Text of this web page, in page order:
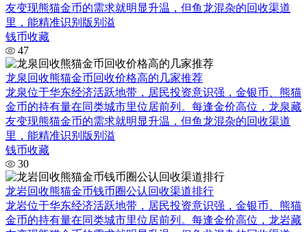
友变现熊猫金币的需求就明显升温，但鱼龙混杂的回收渠道
里，能精准识别版别溢
钱币收藏
47
龙泉回收熊猫金币回收价格高的几家推荐
龙泉位于华东经济活跃地带，居民投资意识强，金银币、熊猫
金币的持有量在同类城市里位居前列。每逢金价高位，龙泉藏
友变现熊猫金币的需求就明显升温，但鱼龙混杂的回收渠道
里，能精准识别版别溢
钱币收藏
30
龙岩回收熊猫金币钱币圈公认回收渠道排行
龙岩位于华东经济活跃地带，居民投资意识强，金银币、熊猫
金币的持有量在同类城市里位居前列。每逢金价高位，龙岩藏